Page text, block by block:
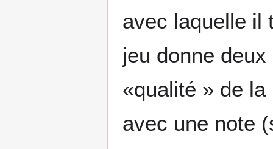
avec laquelle il
jeu donne
«qualité » de
avec une note